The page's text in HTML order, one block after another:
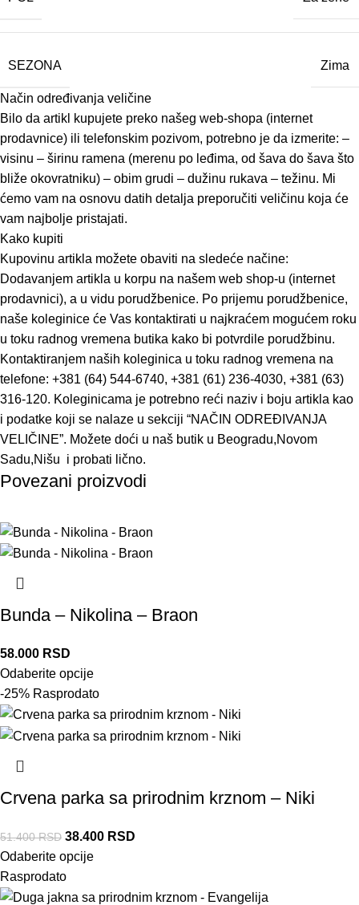
SEZONA Zima
Način određivanja veličine
Bilo da artikl kupujete preko našeg web-shopa (internet
prodavnice) ili telefonskim pozivom, potrebno je da izmerite: –
visinu – širinu ramena (merenu po leđima, od šava do šava što
bliže okovratniku) – obim grudi – dužinu rukava – težinu. Mi
ćemo vam na osnovu datih detalja preporučiti veličinu koja će
vam najbolje pristajati.
Kako kupiti
Kupovinu artikla možete obaviti na sledeće načine:
Dodavanjem artikla u korpu na našem web shop-u (internet
prodavnici), a u vidu porudžbenice. Po prijemu porudžbenice,
naše koleginice će Vas kontaktirati u najkraćem mogućem roku
u toku radnog vremena butika kako bi potvrdile porudžbinu.
Kontaktiranjem naših koleginica u toku radnog vremena na
telefone: +381 (64) 544-6740, +381 (61) 236-4030, +381 (63)
316-120. Koleginicama je potrebno reći naziv i boju artikla kao
i podatke koji se nalaze u sekciji “NAČIN ODREĐIVANJA
VELIČINE”. Možete doći u naš butik u Beogradu,Novom
Sadu,Nišu i probati lično.
Povezani proizvodi
Bunda – Nikolina – Braon
58.000 RSD
Odaberite opcije
-25% Rasprodato
Crvena parka sa prirodnim krznom – Niki
51.400RSD 38.400 RSD
Odaberite opcije
Rasprodato